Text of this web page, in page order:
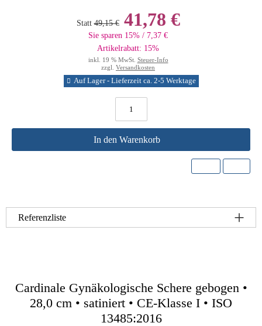
Statt 49,15 €41,78 €
Sie sparen 15% / 7,37 €
Artikelrabatt: 15%
inkl. 19 % MwSt. Steuer-Info
zzgl. Versandkosten
Auf Lager - Lieferzeit ca. 2-5 Werktage
In den Warenkorb
Referenzliste
Cardinale Gynäkologische Schere gebogen •
28,0 cm • satiniert • CE-Klasse I • ISO
13485:2016